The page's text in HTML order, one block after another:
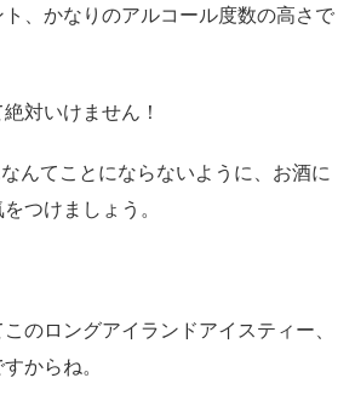
、かなりのアルコール度数の高さで
対いけません！
んてことにならないように、お酒に
つけましょう。
のロングアイランドアイスティー、
からね。